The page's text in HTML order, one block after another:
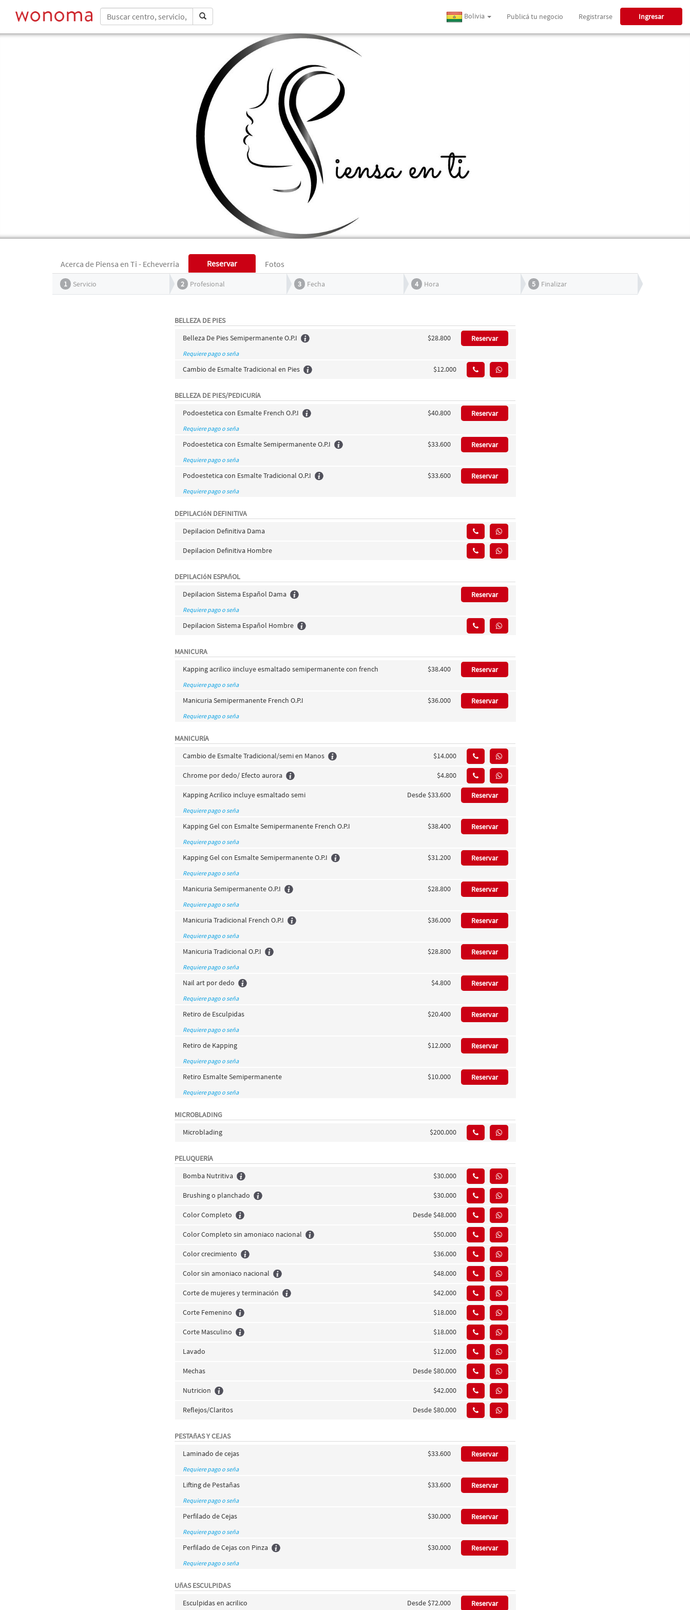
Bolivia Publicá tu negocio Registrarse Ingresar
Acerca de Piensa en Ti - Echeverria Reservar Fotos
1 Servicio 2 Profesional 3 Fecha 4 Hora 5 Finalizar
BELLEZA DE PIES
Belleza De Pies Semipermanente O.P.I
$28.800 Reservar
Requiere pago o seña
Cambio de Esmalte Tradicional en Pies $12.000
BELLEZA DE PIES/PEDICURíA
Podoestetica con Esmalte French O.P.I
$40.800 Reservar
Requiere pago o seña
Podoestetica con Esmalte Semipermanente O.P.I $33.600 Reservar
Requiere pago o seña
Podoestetica con Esmalte Tradicional O.P.I $33.600 Reservar
Requiere pago o seña
DEPILACIóN DEFINITIVA
Depilacion Definitiva Dama
Depilacion Definitiva Hombre
DEPILACIóN ESPAñOL
Depilacion Sistema Español Dama
Reservar
Requiere pago o seña
Depilacion Sistema Español Hombre
MANICURA
Kapping acrilico iincluye esmaltado semipermanente con french
$38.400 Reservar
Requiere pago o seña
Manicuria Semipermanente French O.P.I $36.000 Reservar
Requiere pago o seña
MANICURíA
Cambio de Esmalte Tradicional/semi en Manos
$14.000
Chrome por dedo/ Efecto aurora $4.800
Kapping Acrilico incluye esmaltado semi Desde $33.600 Reservar
Requiere pago o seña
Kapping Gel con Esmalte Semipermanente French O.P.I $38.400 Reservar
Requiere pago o seña
Kapping Gel con Esmalte Semipermanente O.P.I $31.200 Reservar
Requiere pago o seña
Manicuria Semipermanente O.P.I $28.800 Reservar
Requiere pago o seña
Manicuria Tradicional French O.P.I $36.000 Reservar
Requiere pago o seña
Manicuria Tradicional O.P.I $28.800 Reservar
Requiere pago o seña
Nail art por dedo $4.800 Reservar
Requiere pago o seña
Retiro de Esculpidas $20.400 Reservar
Requiere pago o seña
Retiro de Kapping $12.000 Reservar
Requiere pago o seña
Retiro Esmalte Semipermanente $10.000 Reservar
Requiere pago o seña
MICROBLADING
Microblading
$200.000
PELUQUERíA
Bomba Nutritiva
$30.000
Brushing o planchado $30.000
Color Completo Desde $48.000
Color Completo sin amoniaco nacional $50.000
Color crecimiento $36.000
Color sin amoniaco nacional $48.000
Corte de mujeres y terminación $42.000
Corte Femenino $18.000
Corte Masculino $18.000
Lavado $12.000
Mechas Desde $80.000
Nutricion $42.000
Reflejos/Claritos Desde $80.000
PESTAñAS Y CEJAS
Laminado de cejas
$33.600 Reservar
Requiere pago o seña
Lifting de Pestañas $33.600 Reservar
Requiere pago o seña
Perfilado de Cejas $30.000 Reservar
Requiere pago o seña
Perfilado de Cejas con Pinza $30.000 Reservar
Requiere pago o seña
UñAS ESCULPIDAS
Esculpidas en acrilico
Desde $72.000 Reservar